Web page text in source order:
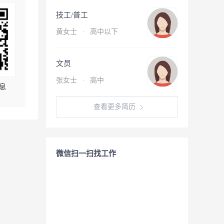
技工/普工
黄女士 · 高中以下
文员
张女士 · 高中
查看更多简历
微信扫一扫找工作